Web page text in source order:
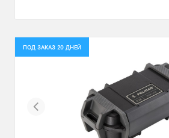
ПОД ЗАКАЗ 20 ДНЕЙ
Previous